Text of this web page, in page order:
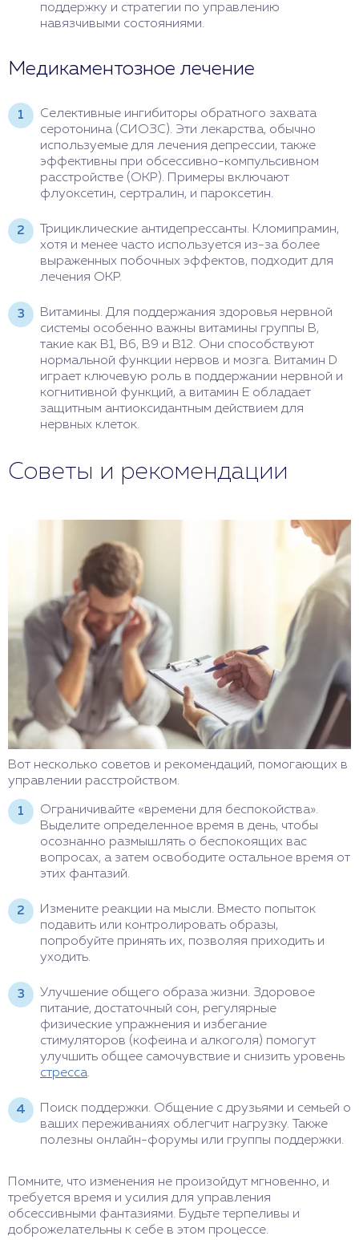
поддержку и стратегии по управлению
навязчивыми состояниями.
Медикаментозное лечение
Селективные ингибиторы обратного захвата
серотонина (СИОЗС). Эти лекарства, обычно
используемые для лечения депрессии, также
эффективны при обсессивно-компульсивном
расстройстве (ОКР). Примеры включают
флуоксетин, сертралин, и пароксетин.
Трициклические антидепрессанты. Кломипрамин,
хотя и менее часто используется из-за более
выраженных побочных эффектов, подходит для
лечения ОКР.
Витамины. Для поддержания здоровья нервной
системы особенно важны витамины группы B,
такие как B1, B6, B9 и B12. Они способствуют
нормальной функции нервов и мозга. Витамин D
играет ключевую роль в поддержании нервной и
когнитивной функций, а витамин E обладает
защитным антиоксидантным действием для
нервных клеток.
Советы и рекомендации
Вот несколько советов и рекомендаций, помогающих в
управлении расстройством.
Ограничивайте «времени для беспокойства».
Выделите определенное время в день, чтобы
осознанно размышлять о беспокоящих вас
вопросах, а затем освободите остальное время от
этих фантазий.
Измените реакции на мысли. Вместо попыток
подавить или контролировать образы,
попробуйте принять их, позволяя приходить и
уходить.
Улучшение общего образа жизни. Здоровое
питание, достаточный сон, регулярные
физические упражнения и избегание
стимуляторов (кофеина и алкоголя) помогут
улучшить общее самочувствие и снизить уровень
стресса.
Поиск поддержки. Общение с друзьями и семьей о
ваших переживаниях облегчит нагрузку. Также
полезны онлайн-форумы или группы поддержки.
Помните, что изменения не произойдут мгновенно, и
требуется время и усилия для управления
обсессивными фантазиями. Будьте терпеливы и
доброжелательны к себе в этом процессе.